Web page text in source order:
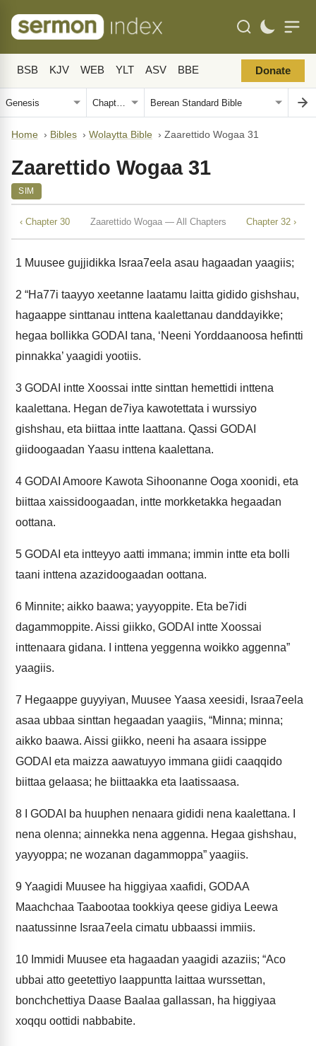
BSB KJV WEB YLT ASV BBE Donate
Home › Bibles › Wolaytta Bible › Zaarettido Wogaa 31
Zaarettido Wogaa 31
SIM
‹ Chapter 30 Zaarettido Wogaa — All Chapters Chapter 32 ›
1 Muusee gujjidikka Israa7eela asau hagaadan yaagiis;
2 “Ha77i taayyo xeetanne laatamu laitta gidido gishshau,
hagaappe sinttanau inttena kaalettanau danddayikke;
hegaa bollikka GODAI tana, ‘Neeni Yorddaanoosa hefintti
pinnakka’ yaagidi yootiis.
3 GODAI intte Xoossai intte sinttan hemettidi inttena
kaalettana. Hegan de7iya kawotettata i wurssiyo
gishshau, eta biittaa intte laattana. Qassi GODAI
giidoogaadan Yaasu inttena kaalettana.
4 GODAI Amoore Kawota Sihoonanne Ooga xoonidi, eta
biittaa xaissidoogaadan, intte morkketakka hegaadan
oottana.
5 GODAI eta intteyyo aatti immana; immin intte eta bolli
taani inttena azazidoogaadan oottana.
6 Minnite; aikko baawa; yayyoppite. Eta be7idi
dagammoppite. Aissi giikko, GODAI intte Xoossai
inttenaara gidana. I inttena yeggenna woikko aggenna”
yaagiis.
7 Hegaappe guyyiyan, Muusee Yaasa xeesidi, Israa7eela
asaa ubbaa sinttan hegaadan yaagiis, “Minna; minna;
aikko baawa. Aissi giikko, neeni ha asaara issippe
GODAI eta maizza aawatuyyo immana giidi caaqqido
biittaa gelaasa; he biittaakka eta laatissaasa.
8 I GODAI ba huuphen nenaara gididi nena kaalettana. I
nena olenna; ainnekka nena aggenna. Hegaa gishshau,
yayyoppa; ne wozanan dagammoppa” yaagiis.
9 Yaagidi Muusee ha higgiyaa xaafidi, GODAA
Maachchaa Taabootaa tookkiya qeese gidiya Leewa
naatussinne Israa7eela cimatu ubbaassi immiis.
10 Immidi Muusee eta hagaadan yaagidi azaziis; “Aco
ubbai atto geetettiyo laappuntta laittaa wurssettan,
bonchchettiya Daase Baalaa gallassan, ha higgiyaa
xoqqu oottidi nabbabite.